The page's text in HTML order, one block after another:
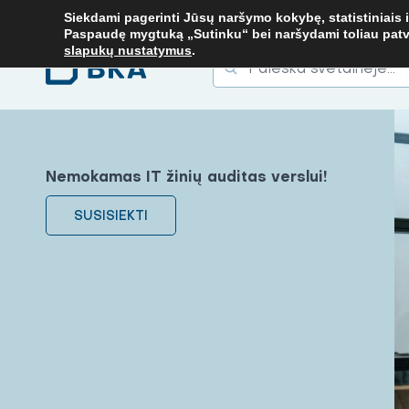
+37067579127ARBA EL. P.MOKYMAI@BKA.LT NERADAI
Ieškoti:
Ieškoti
Nemokamas IT žinių auditas verslui!
SUSISIEKTI
Siekdami pagerinti Jūsų naršymo kokybę,
Paspaudę mygtuką „Sutinku“ bei naršydami toliau
slapukų nustatymus.